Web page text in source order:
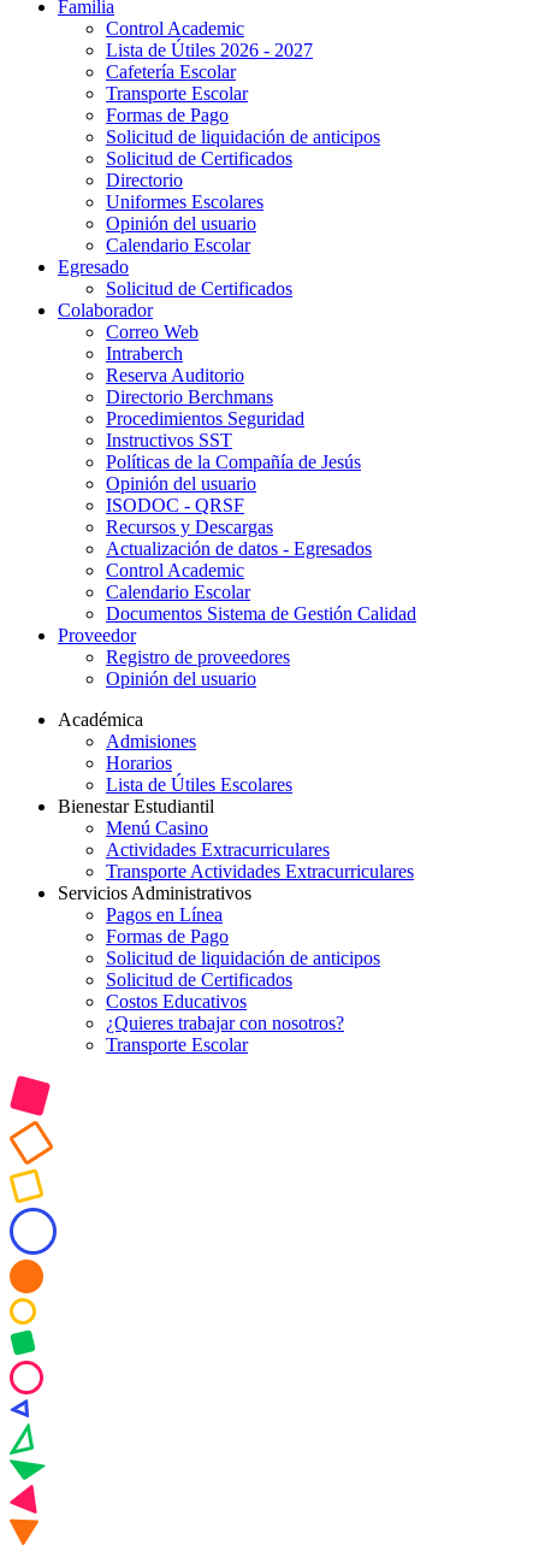
Familia
Control Academic
Lista de Útiles 2026 - 2027
Cafetería Escolar
Transporte Escolar
Formas de Pago
Solicitud de liquidación de anticipos
Solicitud de Certificados
Directorio
Uniformes Escolares
Opinión del usuario
Calendario Escolar
Egresado
Solicitud de Certificados
Colaborador
Correo Web
Intraberch
Reserva Auditorio
Directorio Berchmans
Procedimientos Seguridad
Instructivos SST
Políticas de la Compañía de Jesús
Opinión del usuario
ISODOC - QRSF
Recursos y Descargas
Actualización de datos - Egresados
Control Academic
Calendario Escolar
Documentos Sistema de Gestión Calidad
Proveedor
Registro de proveedores
Opinión del usuario
Académica
Admisiones
Horarios
Lista de Útiles Escolares
Bienestar Estudiantil
Menú Casino
Actividades Extracurriculares
Transporte Actividades Extracurriculares
Servicios Administrativos
Pagos en Línea
Formas de Pago
Solicitud de liquidación de anticipos
Solicitud de Certificados
Costos Educativos
¿Quieres trabajar con nosotros?
Transporte Escolar